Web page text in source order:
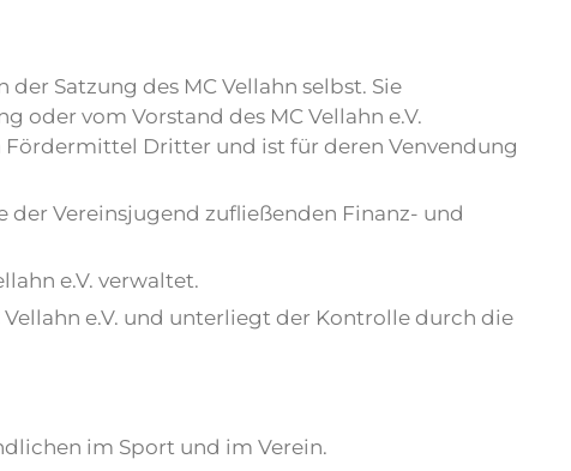
Satzung des MC Vellahn selbst. Sie
vom Vorstand des MC Vellahn e.V.
Dritter und ist für deren Venvendung
der Vereinsjugend zufließenden Finanz- und
e.V. verwaltet.
Vellahn e.V. und unterliegt der Kontrolle durch die
im Sport und im Verein.